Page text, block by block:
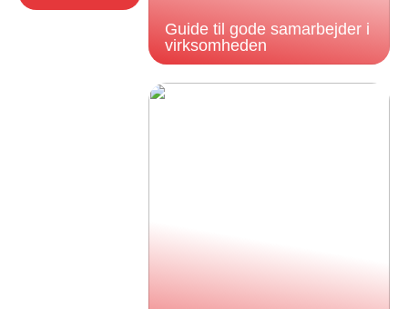
Guide til gode samarbejder i
virksomheden